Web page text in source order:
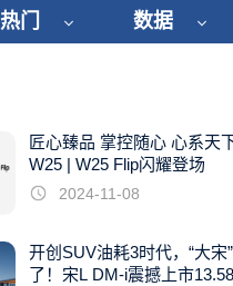
热门 数据
匠心臻品 掌控随心 心系天
W25 | W25 Flip闪耀登场
2024-11-08
开创SUV油耗3时代，“大宋
了！宋L DM-i震撼上市